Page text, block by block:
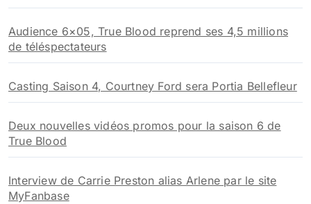
Audience 6×05, True Blood reprend ses 4,5 millions
de téléspectateurs
Casting Saison 4, Courtney Ford sera Portia Bellefleur
Deux nouvelles vidéos promos pour la saison 6 de
True Blood
Interview de Carrie Preston alias Arlene par le site
MyFanbase